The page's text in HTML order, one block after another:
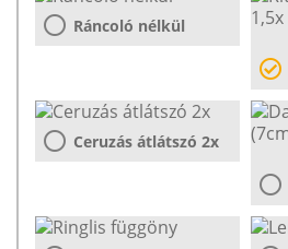
Ráncoló nélkül
Ceruzás átlátszó 2x